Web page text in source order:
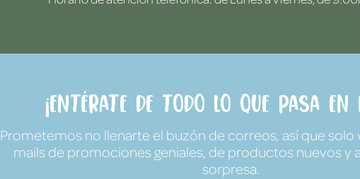
¡Entérate de todo lo que pasa en
Prometemos no llenarte el buzón de correos, así que solo
mails de promociones geniales, de productos nuevos y
sorpresa.